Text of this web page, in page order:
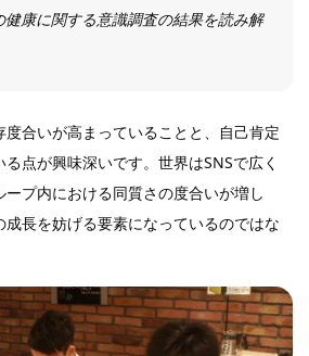
康に関する意識調査の結果を読み解
合いが高まっていることと、自己肯定
点が興味深いです。世界はSNSで広く
プ内における同質さの度合いが増し
長を妨げる要素になっているのではな